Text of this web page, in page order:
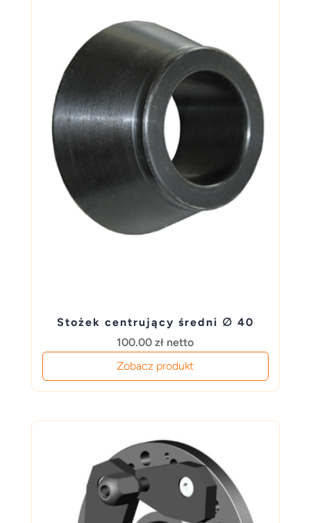
Stożek centrujący średni ∅ 40
100.00zł netto
Zobacz produkt